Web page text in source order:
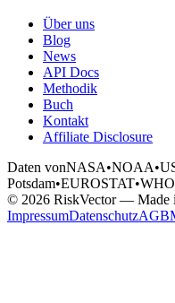
Über uns
Blog
News
API Docs
Methodik
Buch
Kontakt
Affiliate Disclosure
Daten vonNASA•NOAA•
Potsdam•EUROSTAT•WHO
© 2026 RiskVector —
ImpressumDatenschutzAGB